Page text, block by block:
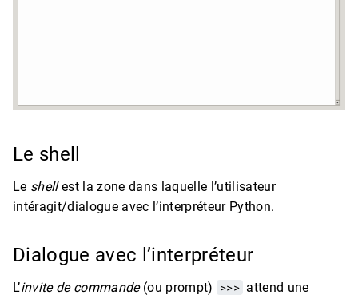
Le shell
Le shellest la zone dans laquelle l’utilisateur
intéragit/dialogue avec l’interpréteur Python.
Dialogue avec l’interpréteur
L’invite de commande(ou prompt) >>> attend une